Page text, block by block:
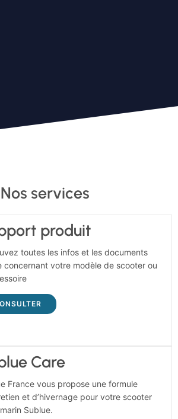
Nos services
produit
toutes les infos et les documents
concernant votre modèle de scooter ou
Care
France vous propose une formule
et d’hivernage pour votre scooter
Sublue.